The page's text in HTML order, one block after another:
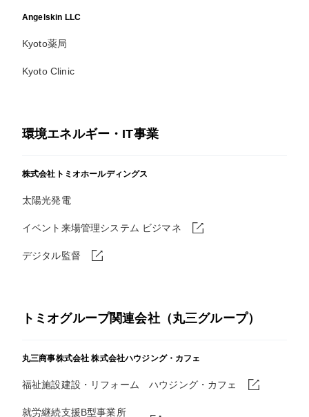
Angelskin LLC
Kyoto薬局
Kyoto Clinic
環境エネルギー・IT事業
株式会社トミオホールディングス
太陽光発電
イベント来場管理システム ビジマネ
デジタル監督
トミオグループ関連会社（丸三グループ）
丸三商事株式会社 株式会社ハウジング・カフェ
福祉施設建設・リフォーム ハウジング・カフェ
就労継続支援B型事業所